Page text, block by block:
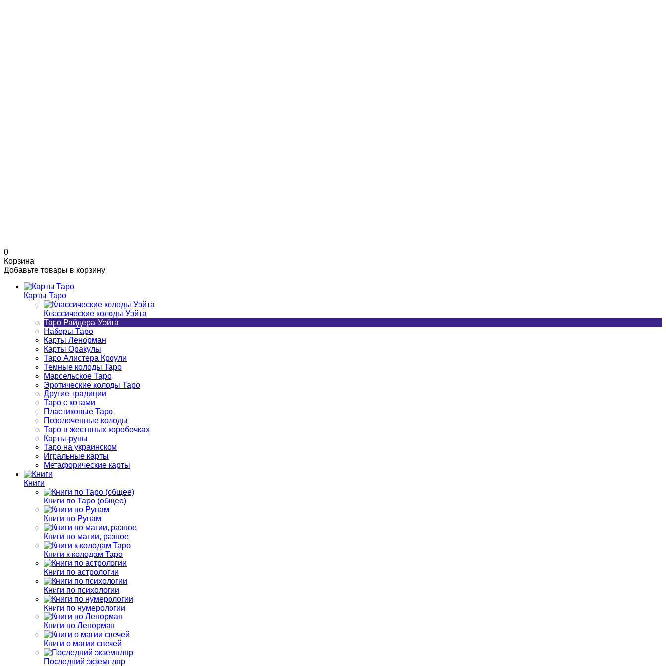
0
Корзина
Добавьте товары в корзину
Карты Таро
Классические колоды Уэйта
Таро Райдера-Уэйта
Наборы Таро
Карты Ленорман
Карты Оракулы
Таро Алистера Кроули
Темные колоды Таро
Марсельское Таро
Эротические колоды Таро
Другие традиции
Таро с котами
Пластиковые Таро
Позолоченные колоды
Таро в жестяных коробочках
Карты-руны
Таро на украинском
Игральные карты
Метафорические карты
Книги
Книги по Таро (общее)
Книги по Рунам
Книги по магии, разное
Книги к колодам Таро
Книги по астрологии
Книги по психологии
Книги по нумерологии
Книги по Ленорман
Книги о магии свечей
Последний экземпляр